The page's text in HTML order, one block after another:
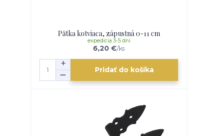
Pätka kotviaca, zápustná 0-11 cm
6,20 €/ks
expedícia 3-5 dní
Pridať do košíka